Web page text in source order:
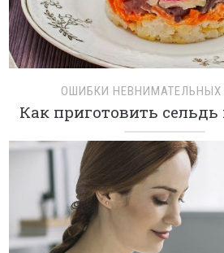
ОШИБКИ НЕВНИМАТЕЛЬНЫХ
Как приготовить